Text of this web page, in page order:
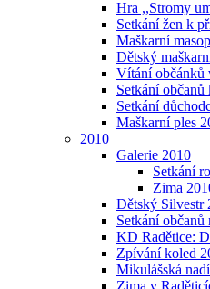
Hra ,,Stromy
Setkání žen k
Maškarní
Dětský
Vítání občánků
Setkání občanů
Setkání
Maškarní ples
2010
Galerie 2010
Setkání
Zima
Dětský Silvestr
Setkání
KD Radětice:
Zpívání koled
Mikulášská
Zima v